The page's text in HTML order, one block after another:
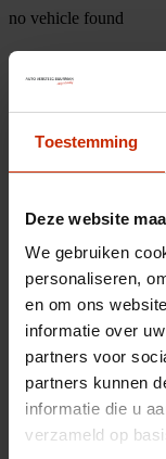
Toestemming
Deze website
We gebruiken
personaliseren,
en om ons
informatie over
partners voor
partners kunnen
informatie die u
verzameld op
no vehicle found